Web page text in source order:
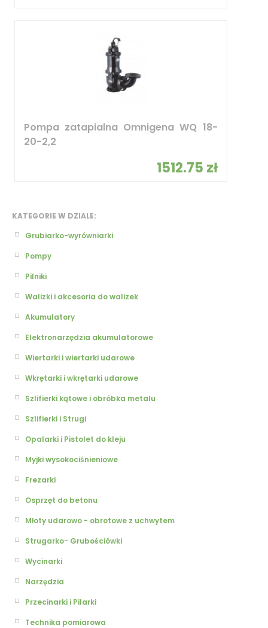
KATEGORIE W DZIALE:
Grubiarko-wyrówniarki
Pompy
Pilniki
Walizki i akcesoria do walizek
Akumulatory
Elektronarzędzia akumulatorowe
Wiertarki i wiertarki udarowe
Wkrętarki i wkrętarki udarowe
Szlifierki kątowe i obróbka metalu
Szlifierki i Strugi
Opalarki i Pistolet do kleju
Myjki wysokociśnieniowe
Frezarki
Osprzęt do betonu
Młoty udarowo - obrotowe z uchwytem
Strugarko- Grubościówki
Wycinarki
Narzędzia
Przecinarki i Pilarki
Technika pomiarowa
Pompa zatapialna Omnigena WQ 18-
20-2,2
1512.75 zł